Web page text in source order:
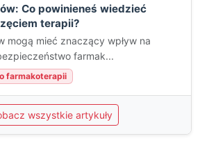
Co powinieneś wiedzieć
terapii?
mogą mieć znaczący wpływ na
farmak...
farmakoterapii
wszystkie artykuły